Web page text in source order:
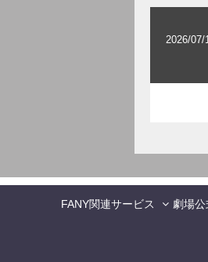
2026/07/
FANY関連サービス 劇場